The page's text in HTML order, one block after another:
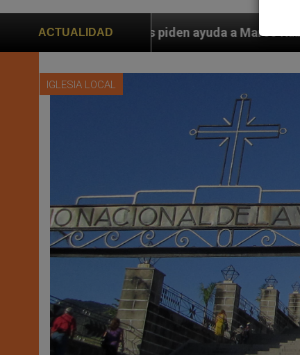
ACTUALIDAD
ayuda a Marco Rubio ante persecución de
IGLESIA LOCAL